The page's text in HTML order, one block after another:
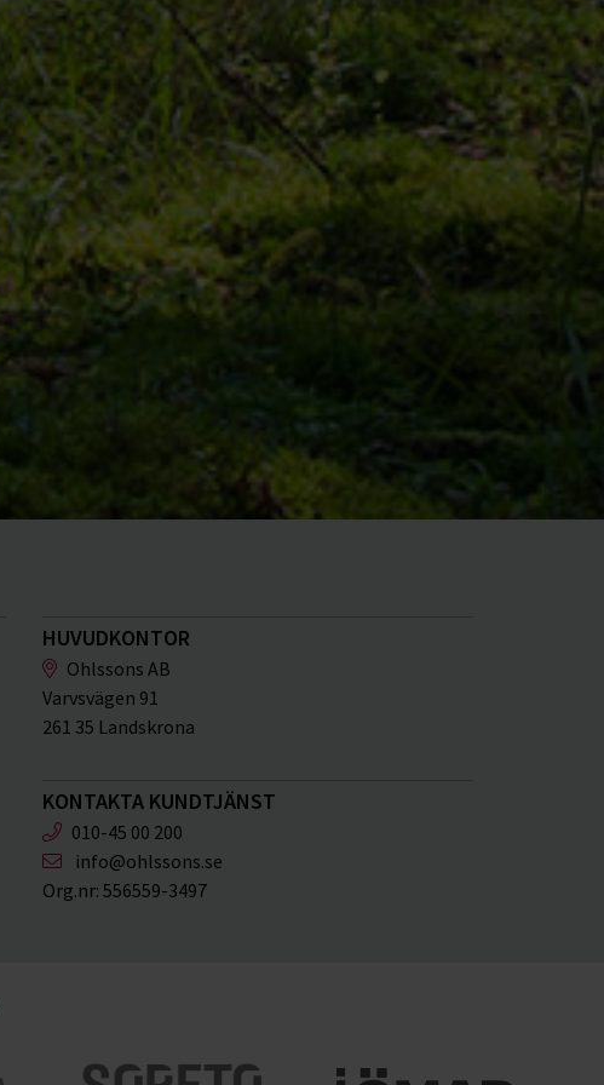
HUVUDKONTOR
Ohlssons AB
Varvsvägen 91
261 35 Landskrona
KONTAKTA KUNDTJÄNST
010-45 00 200
info@ohlssons.se
Org.nr: 556559-3497